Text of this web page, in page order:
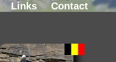
Links Contact